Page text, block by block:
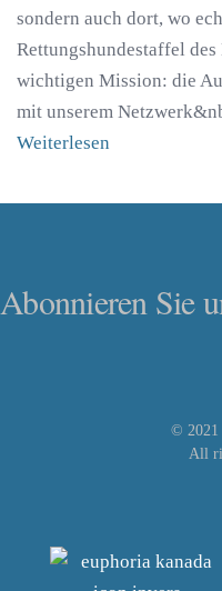
sondern auch dort, wo
Rettungshundestaffel
wichtigen Mission: die
mit unserem
Weiterlesen
Abonnieren Sie
© 2021
All